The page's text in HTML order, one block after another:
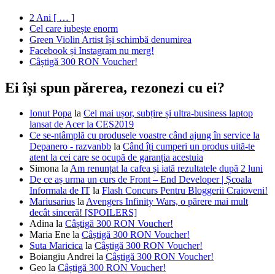
2 Ani [ … ]
Cel care iubește enorm
Green Violin Artist își schimbă denumirea
Facebook și Instagram nu merg!
Câștigă 300 RON Voucher!
Ei își spun părerea, rezonezi cu ei?
Ionut Popa la Cel mai ușor, subțire și ultra-business laptop
lansat de Acer la CES2019
Ce se-ntâmplă cu produsele voastre când ajung în service la
Depanero - razvanbb la Când îți cumperi un produs uită-te
atent la cei care se ocupă de garanția acestuia
Simona laAm renunțat la cafea și iată rezultatele după 2 luni
De ce aș urma un curs de Front – End Developer | Școala
Informala de IT la Flash Concurs Pentru Bloggerii Craioveni!
Mariusarius laAvengers Infinity Wars, o părere mai mult
decât sinceră! [SPOILERS]
Adina la Câștigă 300 RON Voucher!
Maria Ene la Câștigă 300 RON Voucher!
Suta Maricica la Câștigă 300 RON Voucher!
Boiangiu Andrei la Câștigă 300 RON Voucher!
Geo la Câștigă 300 RON Voucher!